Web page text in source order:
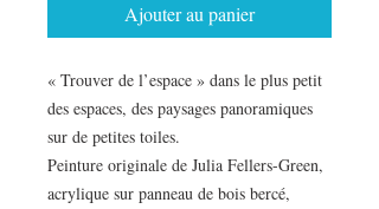
Ajouter au panier
« Trouver de l’espace » dans le plus petit
des espaces, des paysages panoramiques
sur de petites toiles.
Peinture originale de Julia Fellers-Green,
acrylique sur panneau de bois bercé,